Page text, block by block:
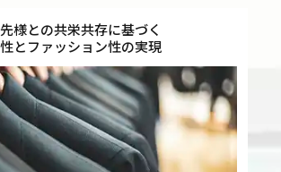
様との共栄共存に基づく
とファッション性の実現